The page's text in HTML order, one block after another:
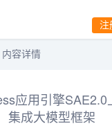
注
内容详情
应用引擎SAE2.0
集成大模型框架